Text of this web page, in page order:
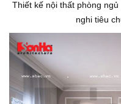
Thiết kế nội thất phòng
nghi tiêu